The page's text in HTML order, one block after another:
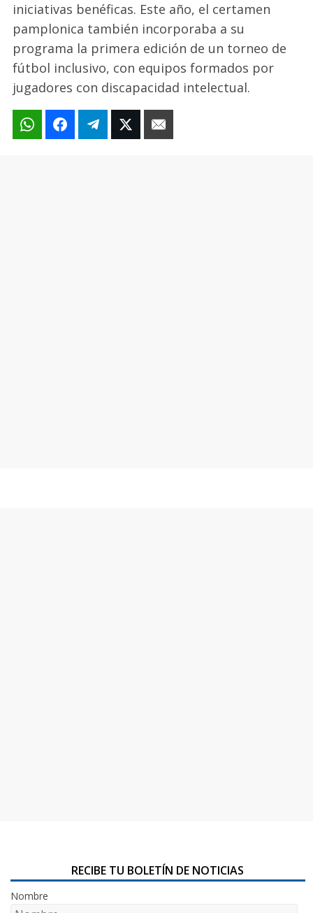
iniciativas benéficas. Este año, el certamen
pamplonica también incorporaba a su
programa la primera edición de un torneo de
fútbol inclusivo, con equipos formados por
jugadores con discapacidad intelectual.
RECIBE TU BOLETÍN DE NOTICIAS
Nombre